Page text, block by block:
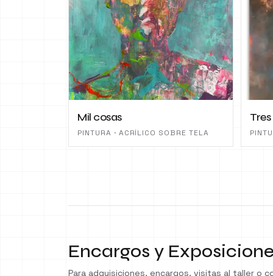
Mil cosas
PINTURA · ACRÍLICO SOBRE TELA
Encargos y
Para adquisiciones, encargos, visitas al taller o